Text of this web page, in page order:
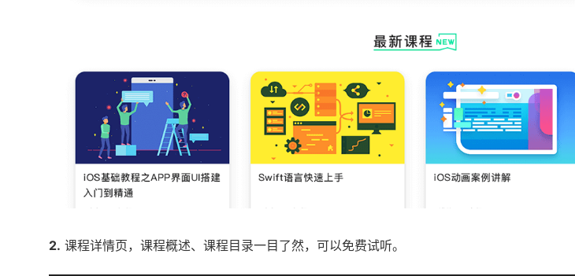
2. 课程详情页，课程概述、课程目录一目了然，可以免费试听。